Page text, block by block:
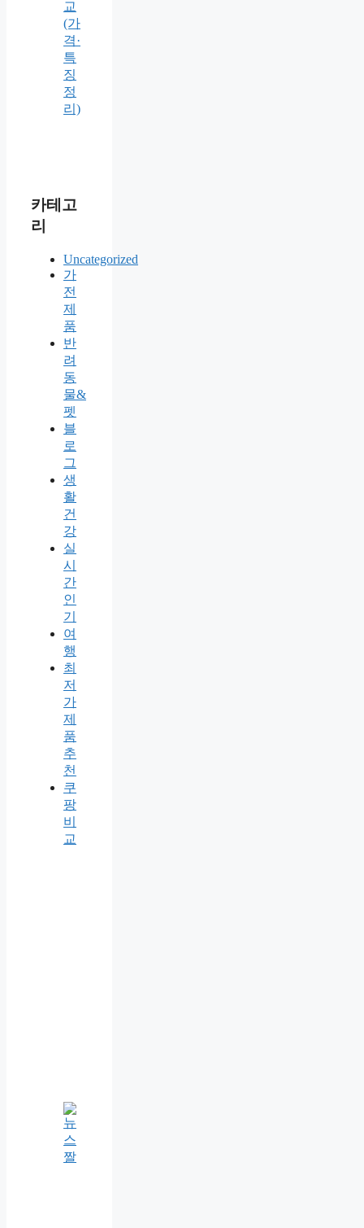
교
(가
격·
특
징
정
리)
카테고
리
Uncategorized
가
전
제
품
반
려
동
물&
펫
블
로
그
생
활
건
강
실
시
간
인
기
여
행
최
저
가
제
품
추
천
쿠
팡
비
교